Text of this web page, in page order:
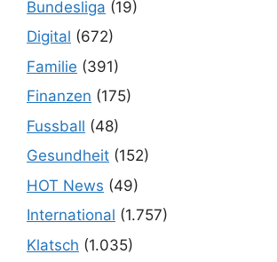
Bundesliga (19)
Digital (672)
Familie (391)
Finanzen (175)
Fussball (48)
Gesundheit (152)
HOT News (49)
International (1.757)
Klatsch (1.035)